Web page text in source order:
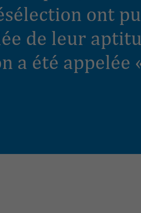
ont
de leur
a été appelée